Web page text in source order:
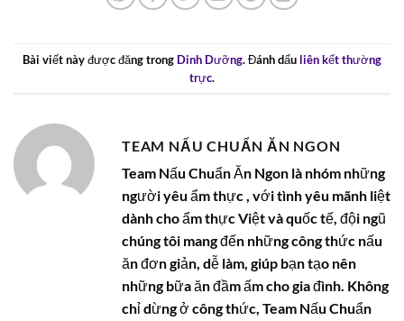
Bài viết này được đăng trong Dinh Dưỡng. Đánh dấu liên kết thường
trực.
TEAM NẤU CHUẨN ĂN NGON
Team Nấu Chuẩn Ăn Ngon là nhóm những
người yêu ẩm thực , với tình yêu mãnh liệt
dành cho ẩm thực Việt và quốc tế, đội ngũ
chúng tôi mang đến những công thức nấu
ăn đơn giản, dễ làm, giúp bạn tạo nên
những bữa ăn đầm ấm cho gia đình. Không
chỉ dừng ở công thức, Team Nấu Chuẩn